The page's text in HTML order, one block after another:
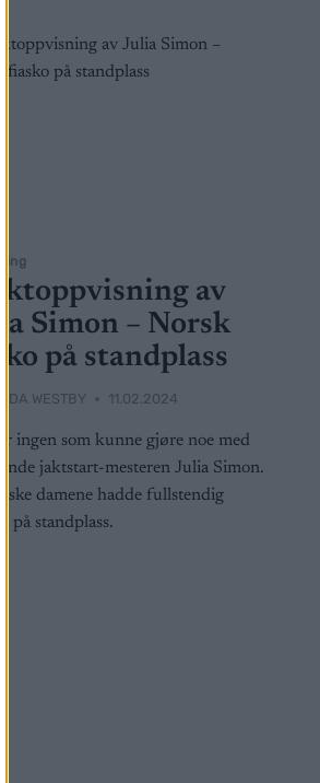
av
Simon – Norsk
på standplass
WESTBY 11.02.2024
ingen som kunne gjøre noe med
jaktstart-mesteren Julia Simon.
damene hadde fullstendig
på standplass.